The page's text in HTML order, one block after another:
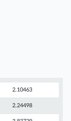
2.10463
2.24498